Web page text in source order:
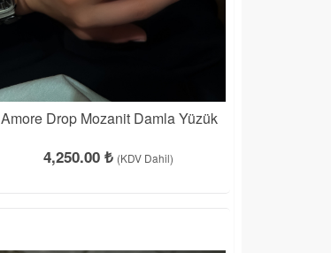
Amore Drop Mozanit Damla Yüzük
4,250.00 ₺ (KDV Dahil)